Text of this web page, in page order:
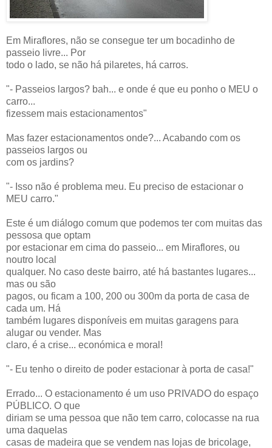
Em Miraflores, não se consegue ter um bocadinho de
passeio livre... Por
todo o lado, se não há pilaretes, há carros.
"- Passeios largos? bah... e onde é que eu ponho o MEU o
carro...
fizessem mais estacionamentos"
Mas fazer estacionamentos onde?... Acabando com os
passeios largos ou
com os jardins?
"- Isso não é problema meu. Eu preciso de estacionar o
MEU carro."
Este é um diálogo comum que podemos ter com muitas das
pessosa que optam
por estacionar em cima do passeio... em Miraflores, ou
noutro local
qualquer. No caso deste bairro, até há bastantes lugares...
mas ou são
pagos, ou ficam a 100, 200 ou 300m da porta de casa de
cada um. Há
também lugares disponíveis em muitas garagens para
alugar ou vender. Mas
claro, é a crise... económica e moral!
"- Eu tenho o direito de poder estacionar à porta de casa!"
Errado... O estacionamento é um uso PRIVADO do espaço
PÚBLICO. O que
diriam se uma pessoa que não tem carro, colocasse na rua
uma daquelas
casas de madeira que se vendem nas lojas de bricolage,